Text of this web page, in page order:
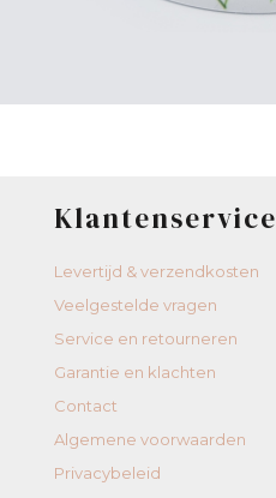
Klantenservice
Levertijd & verzendkosten
Veelgestelde vragen
Service en retourneren
Garantie en klachten
Contact
Algemene voorwaarden
Privacybeleid